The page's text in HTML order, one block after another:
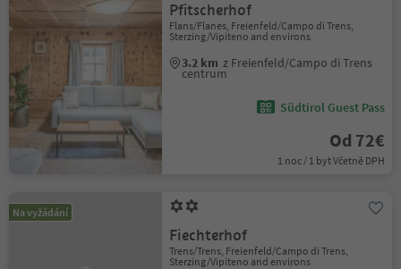
Pfitscherhof
Flans/Flanes, Freienfeld/Campo di Trens,
Sterzing/Vipiteno and environs
3.2 km z Freienfeld/Campo di Trens
centrum
Südtirol Guest Pass
Od 72€
1 noc / 1 byt Včetně DPH
Na vyžádání
Fiechterhof
Trens/Trens, Freienfeld/Campo di Trens,
Sterzing/Vipiteno and environs